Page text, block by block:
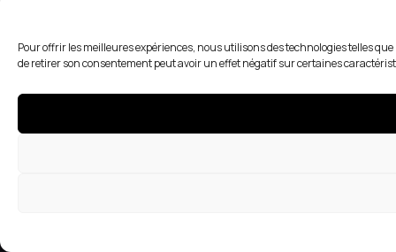
Pour offrir les meilleures expériences, nous utilisons des technologies telles
de retirer son consentement peut avoir un effet négatif sur certaines